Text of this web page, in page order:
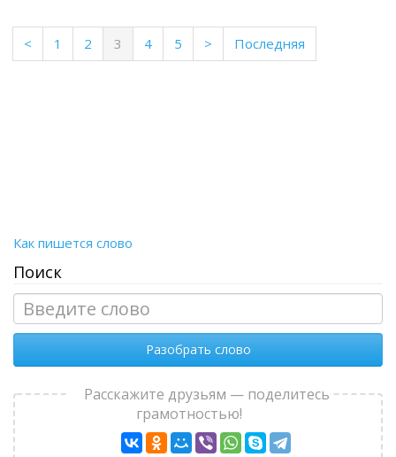
< 1 2 3 (current)
4 5 > Последняя
Как пишется слово
Поиск
Разобрать слово
Расскажите друзьям — поделитесь
грамотностью!